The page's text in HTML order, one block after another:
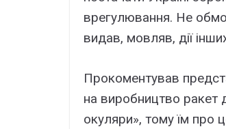
врегулювання. Не
видав, мовляв, дії
Прокоментував
на виробництво
окуляри», тому їм про